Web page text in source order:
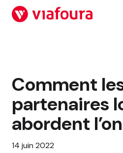
Aller
Comment
partenaires
abordent
14 juin 2022